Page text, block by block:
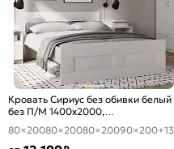
Кровать Сириус без обивки белый
без П/М 1400x2000,
ортопедическое основание,
изголовье жесткое
80×20080×20080×20090×200+13